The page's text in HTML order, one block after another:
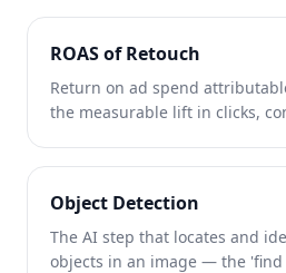
reconstruction step that
ROAS of Retouch
Return on ad spend
the measurable lift in clicks,
product and ad photos.
Object Detection
The AI step that locates and
objects in an image — the